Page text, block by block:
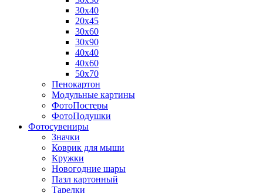
30х40
20х45
30х60
30х90
40х40
40х60
50х70
Пенокартон
Модульные картины
ФотоПостеры
ФотоПодушки
Фотоcувениры
Значки
Коврик для мыши
Кружки
Новогодние шары
Пазл картонный
Тарелки